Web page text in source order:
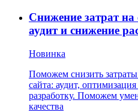
Снижение затрат
аудит и снижение
Новинка
Поможем снизить
сайта: аудит,
разработку. Поможем
качества